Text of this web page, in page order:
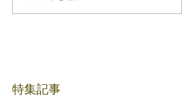
特集記事